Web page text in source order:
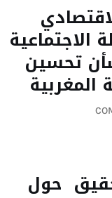
تحسين
المغربية
حول